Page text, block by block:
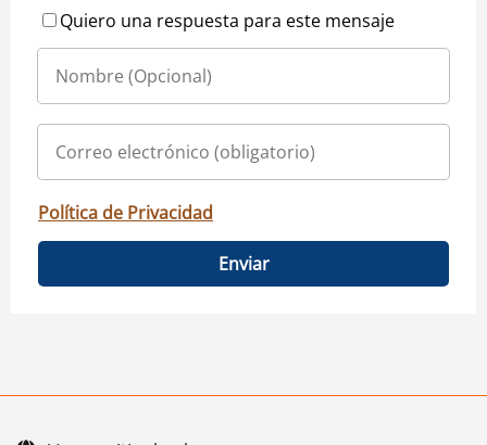
Quiero una respuesta para este mensaje
Política de Privacidad
Enviar